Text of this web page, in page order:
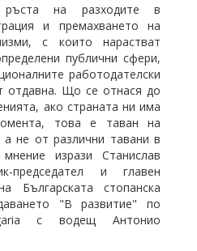
Абонирайте се!
ръста на разходите в
и премахването на
с които нарастват
публични сфери,
работодателски
отдавна. Що се отнася до
ако страната ни има
това е таван на
не от различни тавани в
изрази Станислав
председател и главен
Българската стопанска
"В развитие" по
с водещ Антонио